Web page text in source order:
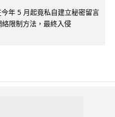
年 5 月起竟私自建立秘密留言
限制方法，最終入侵